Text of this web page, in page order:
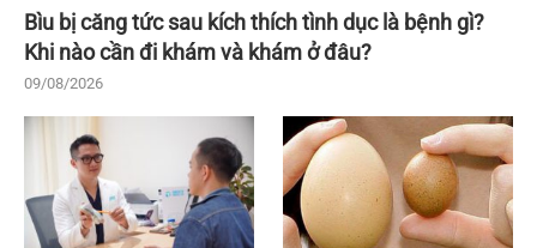
Bìu bị căng tức sau kích thích tình dục là bệnh gì?
Khi nào cần đi khám và khám ở đâu?
09/08/2026